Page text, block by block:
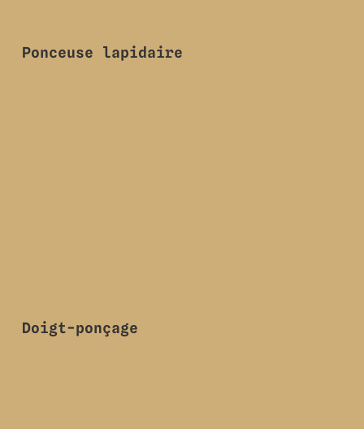
Ponceuse lapidaire
Doigt-ponçage